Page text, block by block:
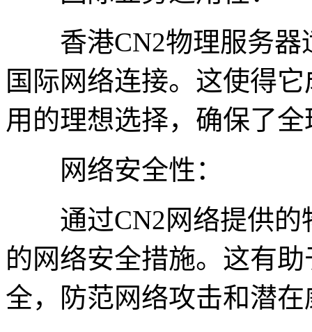
香港CN2物理服务器
国际网络连接。这使得
用的理想选择，确保了
网络安全性：
通过CN2网络提供的
的网络安全措施。这有
全，防范网络攻击和潜